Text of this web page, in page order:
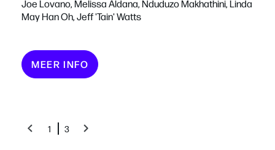
Joe Lovano, Melissa Aldana, Nduduzo Makhathini, Linda
May Han Oh, Jeff 'Tain' Watts
MEER INFO
1 3